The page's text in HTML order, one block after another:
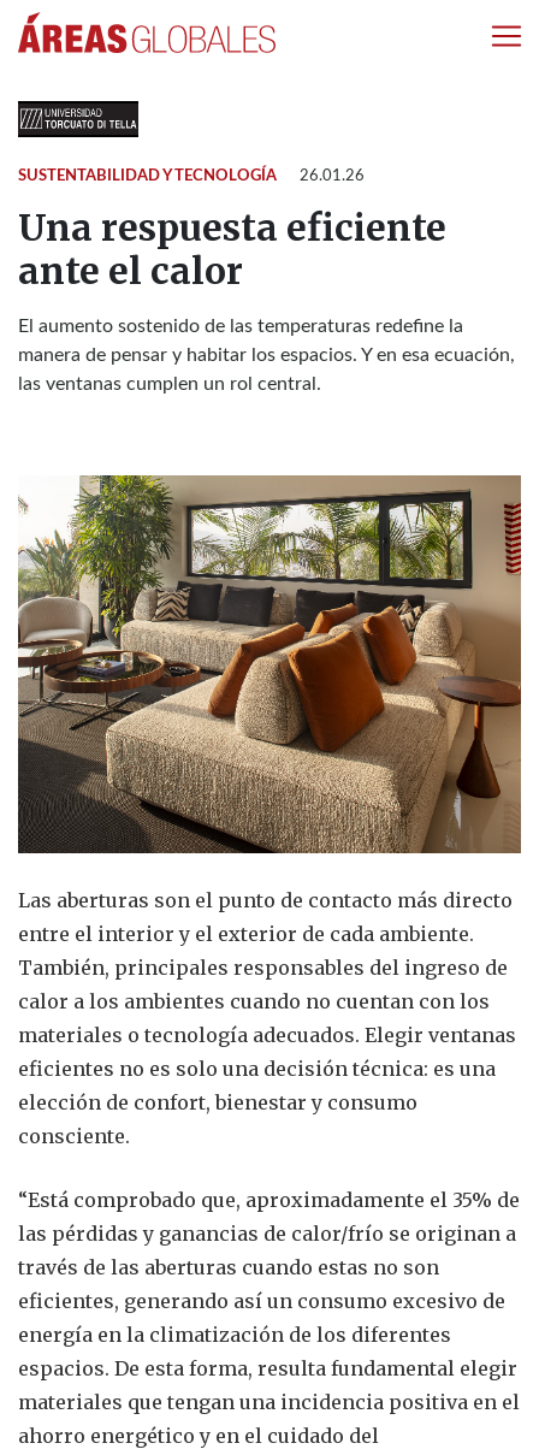
SUSTENTABILIDAD Y TECNOLOGÍA 26.01.26
Una respuesta eficiente
ante el calor
El aumento sostenido de las temperaturas redefine la
manera de pensar y habitar los espacios. Y en esa ecuación,
las ventanas cumplen un rol central.
Las aberturas son el punto de contacto más directo
entre el interior y el exterior de cada ambiente.
También, principales responsables del ingreso de
calor a los ambientes cuando no cuentan con los
materiales o tecnología adecuados. Elegir ventanas
eficientes no es solo una decisión técnica: es una
elección de confort, bienestar y consumo
consciente.
“Está comprobado que, aproximadamente el 35% de
las pérdidas y ganancias de calor/frío se originan a
través de las aberturas cuando estas no son
eficientes, generando así un consumo excesivo de
energía en la climatización de los diferentes
espacios. De esta forma, resulta fundamental elegir
materiales que tengan una incidencia positiva en el
ahorro energético y en el cuidado del